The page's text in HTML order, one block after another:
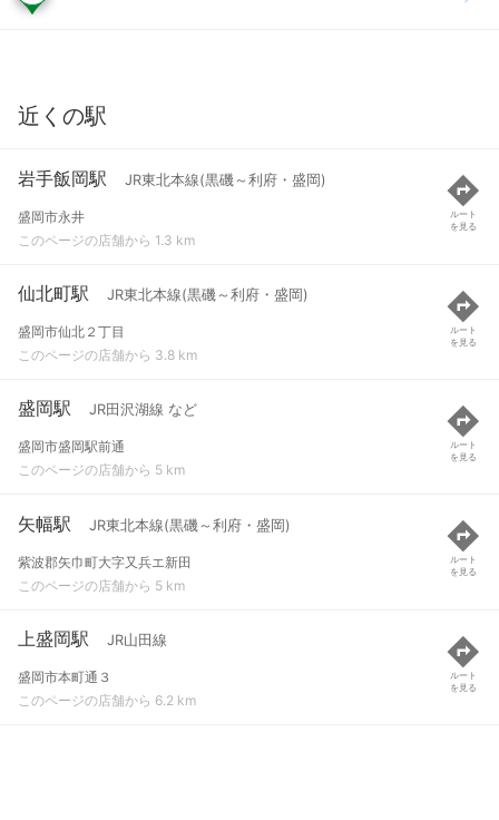
近くの駅
岩手飯岡駅 JR東北本線(黒磯～利府・盛岡)
盛岡市永井
このページの店舗から 1.3 km
ルート
を見る
仙北町駅 JR東北本線(黒磯～利府・盛岡)
盛岡市仙北２丁目
このページの店舗から 3.8 km
ルート
を見る
盛岡駅 JR田沢湖線 など
盛岡市盛岡駅前通
このページの店舗から 5 km
ルート
を見る
矢幅駅 JR東北本線(黒磯～利府・盛岡)
紫波郡矢巾町大字又兵エ新田
このページの店舗から 5 km
ルート
を見る
上盛岡駅 JR山田線
盛岡市本町通３
このページの店舗から 6.2 km
ルート
を見る